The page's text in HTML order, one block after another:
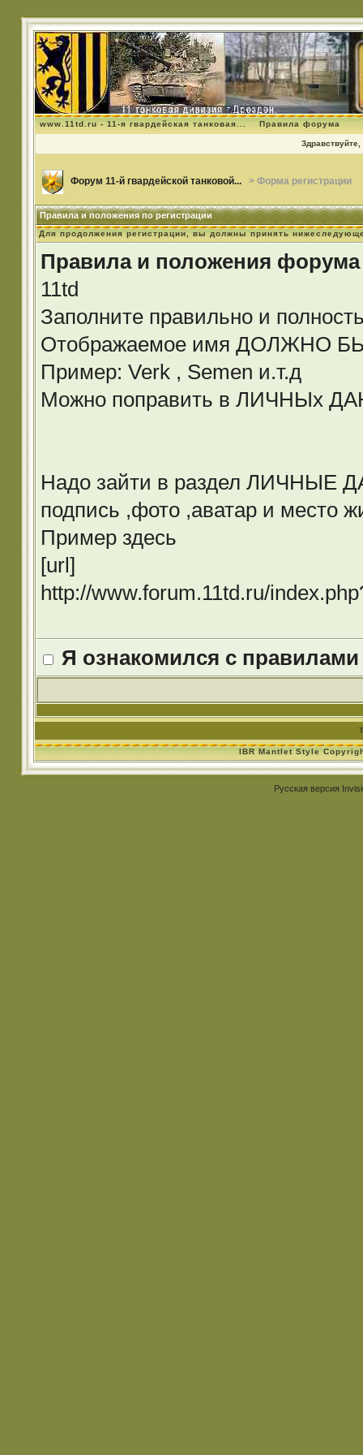
www.11td.ru - 11-я гвардейская танковая... Правила форума
Здравствуйте,
Форум 11-й гвардейской танковой... > Форма регистрации
Правила и положения по регистрации
Для продолжения регистрации, вы должны принять
Правила и положения форума
11td
Заполните правильно и
Отображаемое имя ДОЛЖНО
Пример: Verk , Semen и.т.д
Можно поправить в ЛИЧНЫх
Надо зайти в раздел ЛИЧНЫЕ
подпись ,фото ,аватар и место
Пример здесь
[url]
http://www.forum.11td.ru/
Я ознакомился с
IBR Mantlet Style
Русская версия